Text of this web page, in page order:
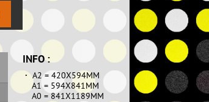
INFO :
· A2 = 420X594MM
A1 = 594X841MM
A0 = 841X1189MM